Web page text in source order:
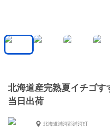
北海道産完熟夏イチゴす
当日出荷
北海道浦河郡浦河町